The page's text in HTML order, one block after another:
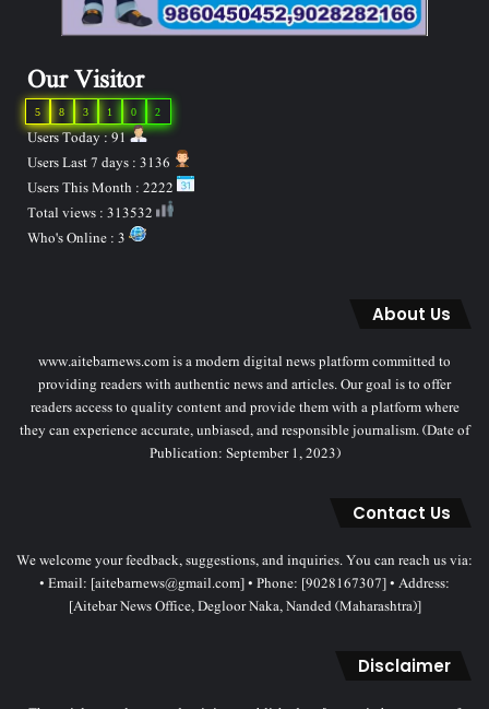
Our Visitor
2
0
1
3
8
5
Users Today : 91
About Us
www.aitebarnews.com is a modern digital news platform committed to
providing readers with authentic news and articles. Our goal is to offer
readers access to quality content and provide them with a platform where
they can experience accurate, unbiased, and responsible journalism. (Date of
Publication: September 1, 2023)
Contact Us
We welcome your feedback, suggestions, and inquiries. You can reach us via:
• Email: [aitebarnews@gmail.com] • Phone: [9028167307] • Address:
[Aitebar News Office, Degloor Naka, Nanded (Maharashtra)]
Disclaimer